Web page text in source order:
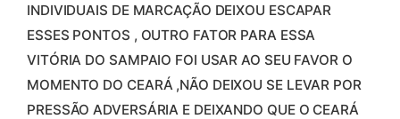
INDIVIDUAIS DE MARCAÇÃO DEIXOU ESCAPAR
ESSES PONTOS , OUTRO FATOR PARA ESSA
VITÓRIA DO SAMPAIO FOI USAR AO SEU FAVOR O
MOMENTO DO CEARÁ ,NÃO DEIXOU SE LEVAR POR
PRESSÃO ADVERSÁRIA E DEIXANDO QUE O CEARÁ